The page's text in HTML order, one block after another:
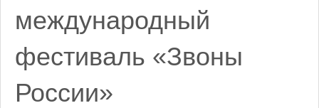
международный
фестиваль «Звоны
России»